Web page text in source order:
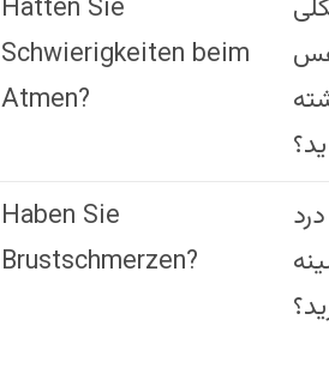
Hatten Sie
Schwierigkeiten beim
Atmen?
Haben Sie
Brustschmerzen?